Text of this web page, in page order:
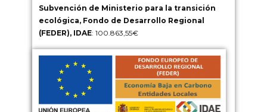
Subvención de Ministerio para la transición
ecológica, Fondo de Desarrollo Regional
(FEDER), IDAE: 100.863,55€